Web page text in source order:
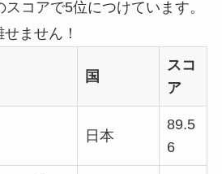
コアで5位につけています。
ません！
国
スコ
ア
日本
89.5
6